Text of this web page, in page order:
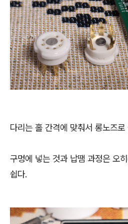
다리는 홀 간격에 맞춰서 롱노즈로
구멍에 넣는 것과 납땜 과정은 오
쉽다.